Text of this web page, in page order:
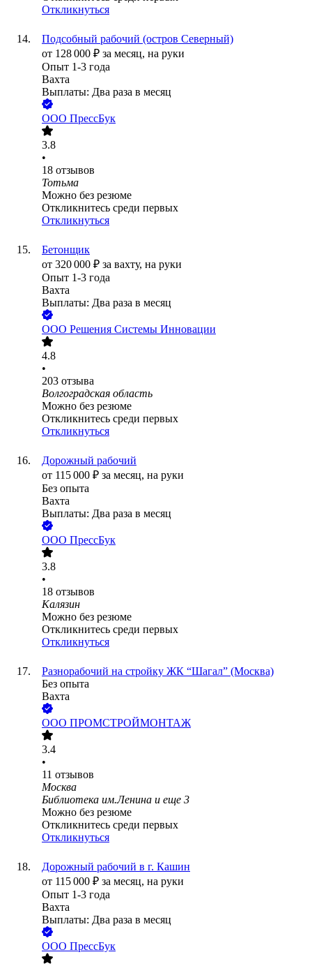
Откликнуться
Подсобный рабочий (остров Северный)
от 128 000 ₽ за месяц, на руки
Опыт 1-3 года
Вахта
Выплаты: Два раза в месяц
ООО ПрессБук
3.8
•
18 отзывов
Тотьма
Можно без резюме
Откликнитесь среди первых
Откликнуться
Бетонщик
от 320 000 ₽ за вахту, на руки
Опыт 1-3 года
Вахта
Выплаты: Два раза в месяц
ООО Решения Системы Инновации
4.8
•
203 отзыва
Волгоградская область
Можно без резюме
Откликнитесь среди первых
Откликнуться
Дорожный рабочий
от 115 000 ₽ за месяц, на руки
Без опыта
Вахта
Выплаты: Два раза в месяц
ООО ПрессБук
3.8
•
18 отзывов
Калязин
Можно без резюме
Откликнитесь среди первых
Откликнуться
Разнорабочий на стройку ЖК “Шагал” (Москва)
Без опыта
Вахта
ООО ПРОМСТРОЙМОНТАЖ
3.4
•
11 отзывов
Москва
Библиотека им.Ленина и еще 3
Можно без резюме
Откликнитесь среди первых
Откликнуться
Дорожный рабочий в г. Кашин
от 115 000 ₽ за месяц, на руки
Опыт 1-3 года
Вахта
Выплаты: Два раза в месяц
ООО ПрессБук